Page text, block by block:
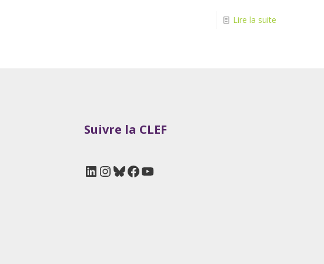
Lire la suite
Suivre la CLEF
LinkedIn
Instagram
Bluesky
Facebook
YouTube